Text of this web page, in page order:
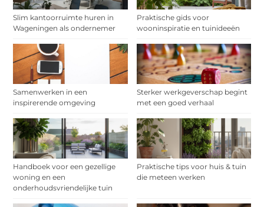
Slim kantoorruimte huren in
Wageningen als ondernemer
Praktische gids voor
wooninspiratie en tuinideeën
Samenwerken in een
inspirerende omgeving
Sterker werkgeverschap begint
met een goed verhaal
Handboek voor een gezellige
woning en een
onderhoudsvriendelijke tuin
Praktische tips voor huis & tuin
die meteen werken